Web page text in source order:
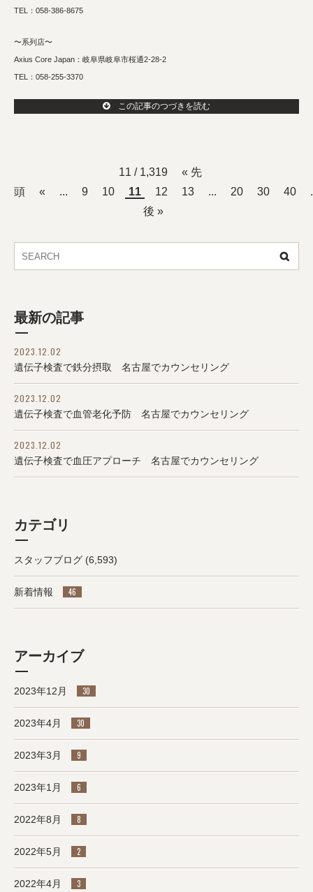
TEL：058-386-8675
〜系列店〜
Axius Core Japan：岐阜県岐阜市桜通2-28-2
TEL：058-255-3370
この記事のつづきを読む
11 / 1,319
« 先
頭
« ... 9 10 11 12 13 ... 20 30 40
後 »
最新の記事
2023.12.02
遺伝子検査で鉄分摂取 名古屋でカウンセリング
2023.12.02
遺伝子検査で血管老化予防 名古屋でカウンセリング
2023.12.02
遺伝子検査で血圧アプローチ 名古屋でカウンセリング
カテゴリ
スタッフブログ (6,593)
新着情報 46
アーカイブ
2023年12月 30
2023年4月 30
2023年3月 9
2023年1月 6
2022年8月 8
2022年5月 2
2022年4月 3